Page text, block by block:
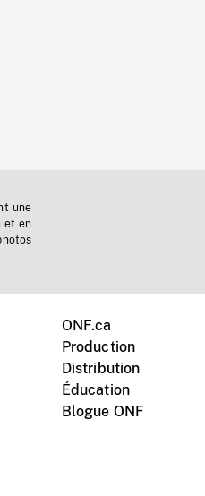
une
et en
ONF.ca
Production
Distribution
Éducation
Blogue ONF